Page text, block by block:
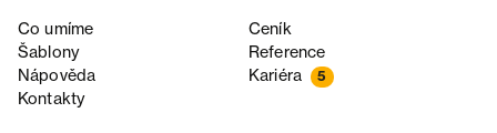
Co umíme
Ceník
Šablony
Reference
Nápověda
Kariéra 5
Kontakty